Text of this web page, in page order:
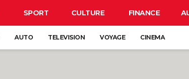
SPORT CULTURE FINANCE
AUTO TELEVISION VOYAGE CINEMA